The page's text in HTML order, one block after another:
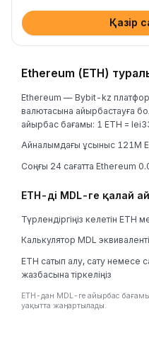
Қазір
Ethereum (ETH)
Ethereum — Bybit-kz
валютасына айырбастауға
айырбас бағамы: 1 ETH =
Айналымдағы ұсыныс 121M
Соңғы 24 сағатта Ethereum
ETH-ді MDL-ге қалай
Түрлендіргіңіз келетін ETH
Калькулятор MDL
ETH сатып алу, сату немесе
жазбасына тіркеліңіз
ETH-дан MDL-ге айырбас бағамы
уақытта жаңартылады.